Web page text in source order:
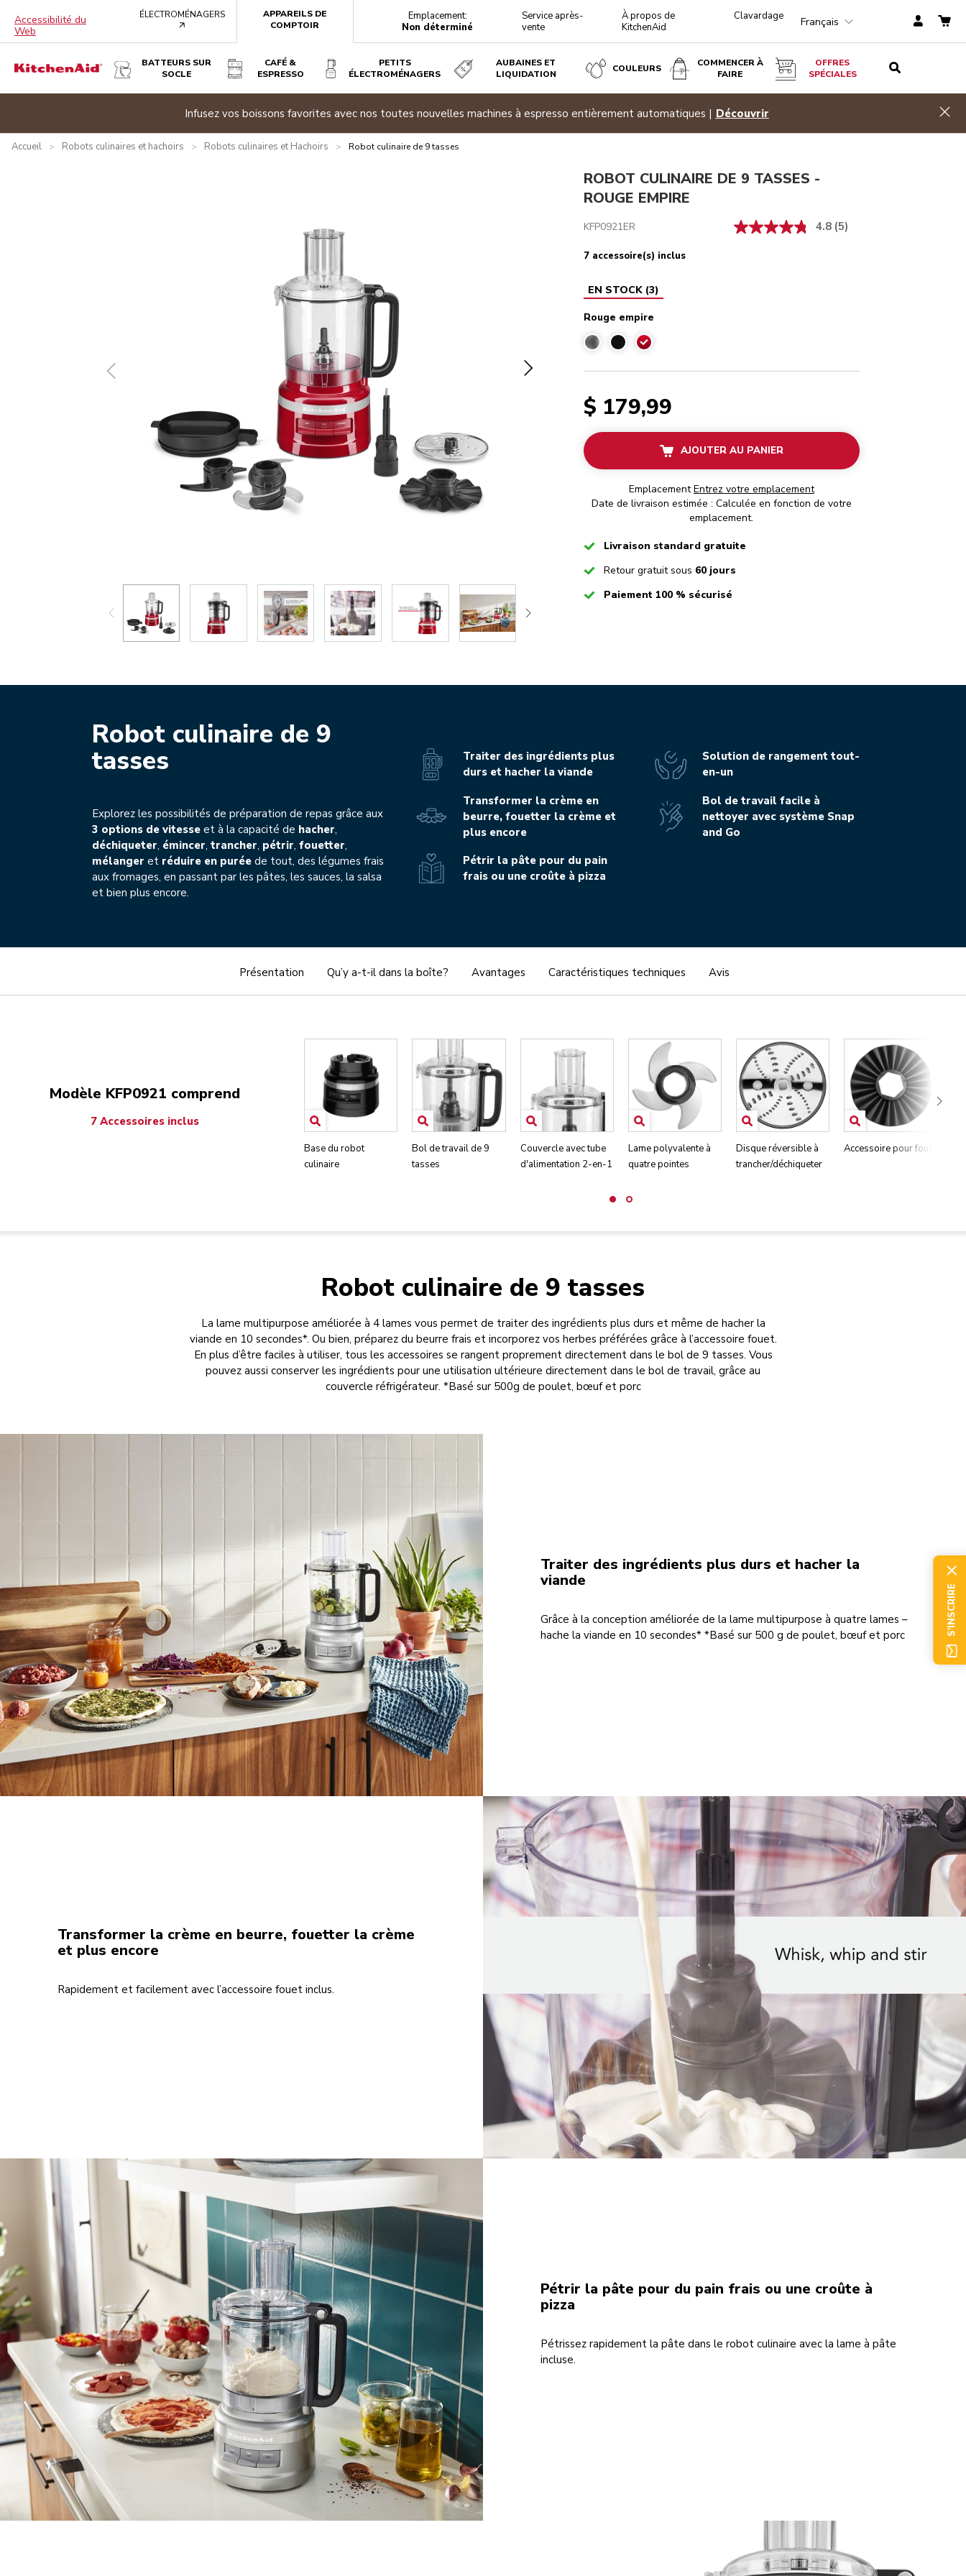
Accessibilité du
Web
ÉLECTROMÉNAGERS
APPAREILS DE
COMPTOIR
Emplacement:
Non déterminé
Service après-
vente
À propos de
KitchenAid
Clavardage Français
BATTEURS SUR
SOCLE
CAFÉ &
ESPRESSO
PETITS
ÉLECTROMÉNAGERS
AUBAINES ET
LIQUIDATION
COULEURS
COMMENCER À
FAIRE
OFFRES
SPÉCIALES
Infusez vos boissons favorites avec nos toutes nouvelles machines à espresso entièrement automatiques | Découvrir
Accueil > Robots culinaires et hachoirs > Robots culinaires et Hachoirs > Robot culinaire de 9 tasses
Qu’y a-t-il dans la boîte? Avantages Caractéristiques techniques Avis
Rouge empire
$ 179,99
ROBOT CULINAIRE DE 9 TASSES -
ROUGE EMPIRE
KFP0921ER 4.8 (5)
7 accessoire(s) inclus
EN STOCK(3)
Rouge empire
Rouge empire
$ 179,99
AJOUTER AU PANIER
Emplacement Entrez votre emplacement
Date de livraison estimée : Calculée en fonction de votre
emplacement.
CheckedLivraison standard gratuite
CheckedRetour gratuit sous 60 jours
CheckedPaiement 100 % sécurisé
Robot culinaire de 9
tasses
Explorez les possibilités de préparation de repas grâce aux
3 options de vitesse et à la capacité de hacher,
déchiqueter, émincer, trancher, pétrir, fouetter,
mélanger et réduire en purée de tout, des légumes frais
aux fromages, en passant par les pâtes, les sauces, la salsa
et bien plus encore.
Traiter des ingrédients plus
durs et hacher la viande
Transformer la crème en
beurre, fouetter la crème et
plus encore
Pétrir la pâte pour du pain
frais ou une croûte à pizza
Solution de rangement tout-
en-un
Bol de travail facile à
nettoyer avec système Snap
and Go
Présentation Qu’y a-t-il dans la boîte? Avantages Caractéristiques techniques Avis
Modèle KFP0921 comprend
7 Accessoires inclus
Base du robot
culinaire
Bol de travail de 9
tasses
Couvercle avec tube
d'alimentation 2-en-1
Lame polyvalente à
quatre pointes
Disque réversible à
trancher/déchiqueter
Accessoire pour fouet
Robot culinaire de 9 tasses
La lame multipurpose améliorée à 4 lames vous permet de traiter des ingrédients plus durs et même de hacher la
viande en 10 secondes*. Ou bien, préparez du beurre frais et incorporez vos herbes préférées grâce à l’accessoire fouet.
En plus d’être faciles à utiliser, tous les accessoires se rangent proprement directement dans le bol de 9 tasses. Vous
pouvez aussi conserver les ingrédients pour une utilisation ultérieure directement dans le bol de travail, grâce au
couvercle réfrigérateur. *Basé sur 500g de poulet, bœuf et porc
Traiter des ingrédients plus durs et hacher la
viande
Grâce à la conception améliorée de la lame multipurpose à quatre lames –
hache la viande en 10 secondes* *Basé sur 500 g de poulet, bœuf et porc
Transformer la crème en beurre, fouetter la crème
et plus encore
Rapidement et facilement avec l’accessoire fouet inclus.
Pétrir la pâte pour du pain frais ou une croûte à
pizza
Pétrissez rapidement la pâte dans le robot culinaire avec la lame à pâte
incluse.
S'INSCRIRE